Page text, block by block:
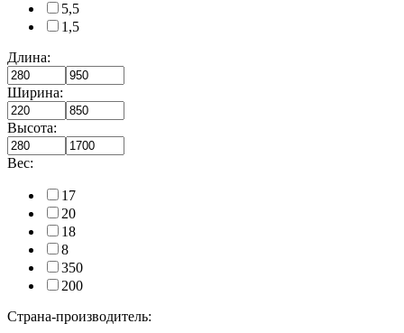
5,5
1,5
Длина:
Ширина:
Высота:
Вес:
17
20
18
8
350
200
Страна-производитель: